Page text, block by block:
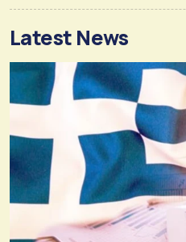
Latest News